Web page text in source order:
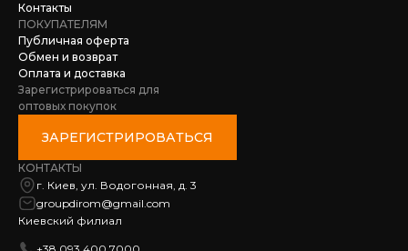
Контакты
ПОКУПАТЕЛЯМ
Публичная оферта
Обмен и возврат
Оплата и доставка
Зарегистрироваться для
оптовых покупок
ЗАРЕГИСТРИРОВАТЬСЯ
КОНТАКТЫ
г. Киев, ул. Водогонная, д. 3
groupdirom@gmail.com
Киевский филиал